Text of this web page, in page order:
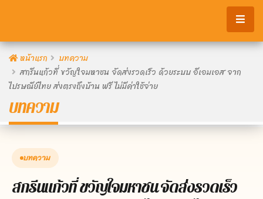
หน้าแรก
บทความ
สกรีนแก้วที่ ขวัญใจมหาชน จัดส่งรวดเร็ว ด้วยระบบ อีเอมเอส จาก
ไปรษณีย์ไทย ส่งตรงถึงบ้าน ฟรี ไม่มีค่าใช้จ่าย
บทความ
บทความ
สกรีนแก้วที่ ขวัญใจมหาชน จัดส่งรวดเร็ว